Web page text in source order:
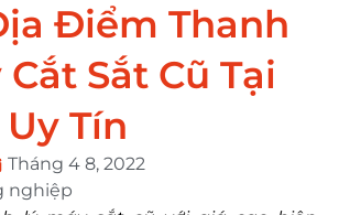
Điểm Thanh
Sắt Cũ Tại
Tín
Tháng 4 8, 2022
nghiệp